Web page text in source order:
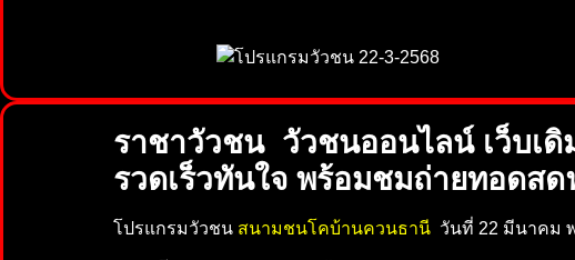
ราชาวัวชน วัวชนออนไลน์ เว็บเ
รวดเร็วทันใจ พร้อมชมถ่ายทอดสด
โปรแกรมวัวชน สนามชนโคบ้านควนธานี วันที่ 22 มีนาคม